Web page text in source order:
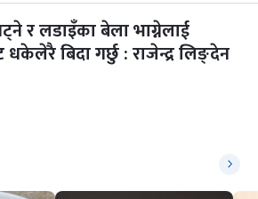
र लडाइँका बेला भाग्नेलाई
धकेलेरै बिदा गर्छु : राजेन्द्र लिङ्देन